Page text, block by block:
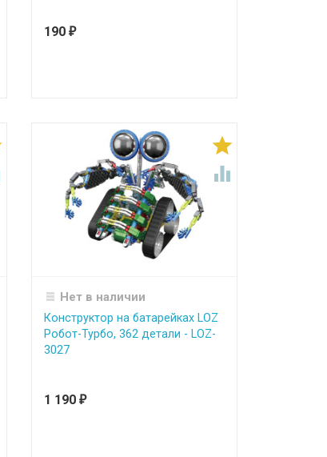
190 ₽


Нет в наличии
Конструктор на батарейках LOZ
Робот-Турбо, 362 детали - LOZ-
3027
1 190 ₽